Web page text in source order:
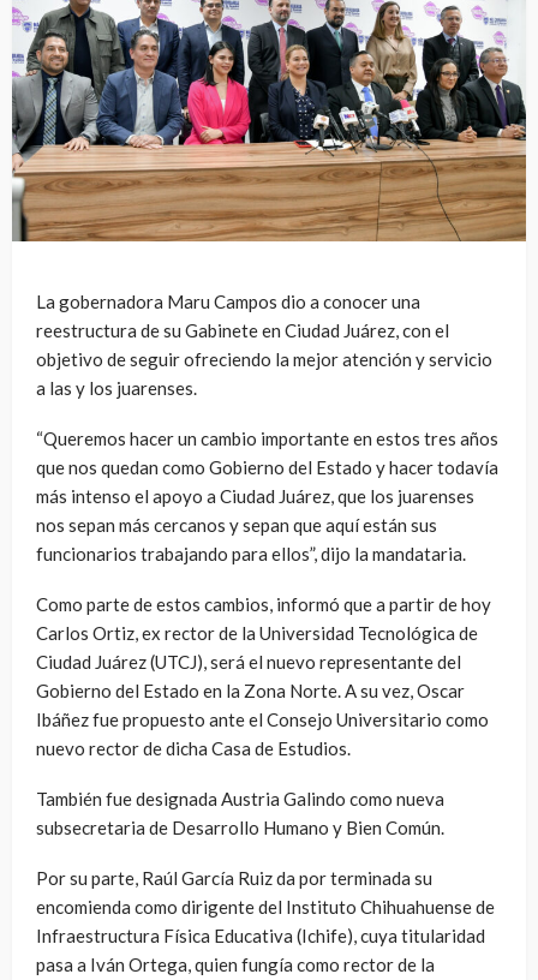
La gobernadora Maru Campos dio a conocer una
reestructura de su Gabinete en Ciudad Juárez, con el
objetivo de seguir ofreciendo la mejor atención y servicio
a las y los juarenses.
“Queremos hacer un cambio importante en estos tres años
que nos quedan como Gobierno del Estado y hacer todavía
más intenso el apoyo a Ciudad Juárez, que los juarenses
nos sepan más cercanos y sepan que aquí están sus
funcionarios trabajando para ellos”, dijo la mandataria.
Como parte de estos cambios, informó que a partir de hoy
Carlos Ortiz, ex rector de la Universidad Tecnológica de
Ciudad Juárez (UTCJ), será el nuevo representante del
Gobierno del Estado en la Zona Norte. A su vez, Oscar
Ibáñez fue propuesto ante el Consejo Universitario como
nuevo rector de dicha Casa de Estudios.
También fue designada Austria Galindo como nueva
subsecretaria de Desarrollo Humano y Bien Común.
Por su parte, Raúl García Ruiz da por terminada su
encomienda como dirigente del Instituto Chihuahuense de
Infraestructura Física Educativa (Ichife), cuya titularidad
pasa a Iván Ortega, quien fungía como rector de la